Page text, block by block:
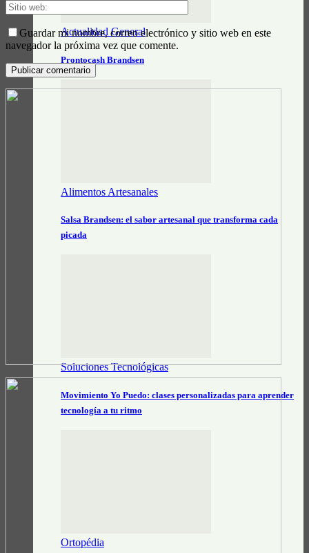
Actualidad General
Prontocash Brandsen
Alimentos Artesanales
Salsa Brandsen: el sabor artesanal que transforma cada
picada
Soluciones Tecnológicas
Movimiento Yo Puedo: clases personalizadas para aprender
tecnología a tu ritmo
Ortopédia
Guardar mi nombre, correo electrónico y sitio web en este
navegador la próxima vez que comente.